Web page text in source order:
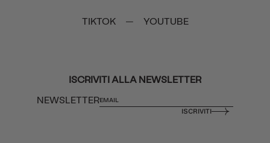
TIKTOK — YOUTUBE
ISCRIVITI ALLA NEWSLETTER
NEWSLETTER
ISCRIVITI